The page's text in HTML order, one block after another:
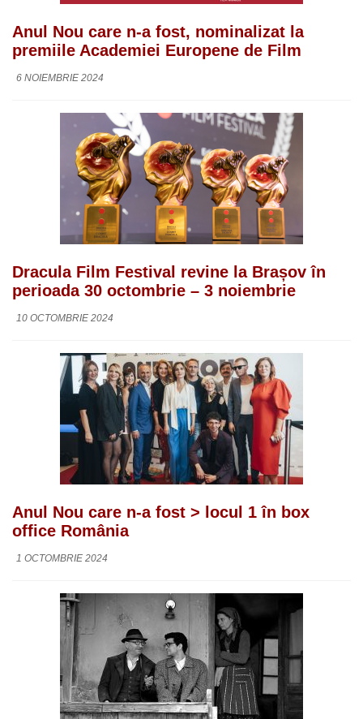
Anul Nou care n-a fost, nominalizat la
premiile Academiei Europene de Film
6 NOIEMBRIE 2024
Dracula Film Festival revine la Brașov în
perioada 30 octombrie – 3 noiembrie
10 OCTOMBRIE 2024
Anul Nou care n-a fost > locul 1 în box
office România
1 OCTOMBRIE 2024